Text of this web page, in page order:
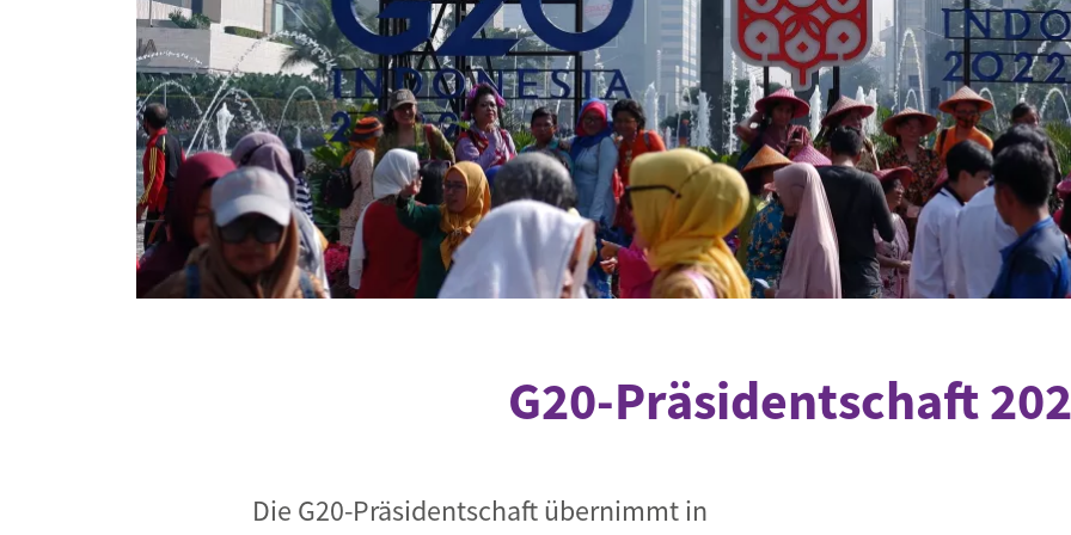
Industrietransformation
Klimafinanzierung
Wirtschaft, Finanzen & Handel
Sustainable Finance
Unternehmensverantwortung
Globaler Handel
Ressourcen & Kreislaufwirtschaft
Begegnung und Dialog
Bildungsmaterialien
Zukunftsfähige Digitalisierung
Klima- und Umweltklagen
Die Klimaklage: Saúl vs. RWE
Zukunftsklage
G20-Präsidentschaft
Die G20-Präsidentschaft übernimmt in